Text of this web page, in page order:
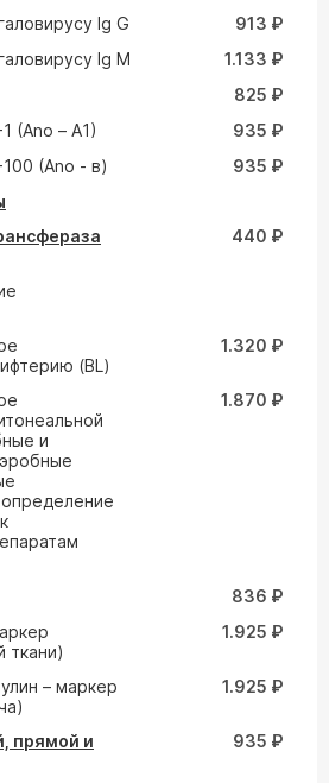
Ig G
913 ₽
Ig M
1.133 ₽
825 ₽
(Ano – A1)
935 ₽
(Ano - в)
935 ₽
440 ₽
(ВL)
1.320 ₽
и
1.870 ₽
836 ₽
ткани)
1.925 ₽
– маркер
1.925 ₽
прямой и
935 ₽